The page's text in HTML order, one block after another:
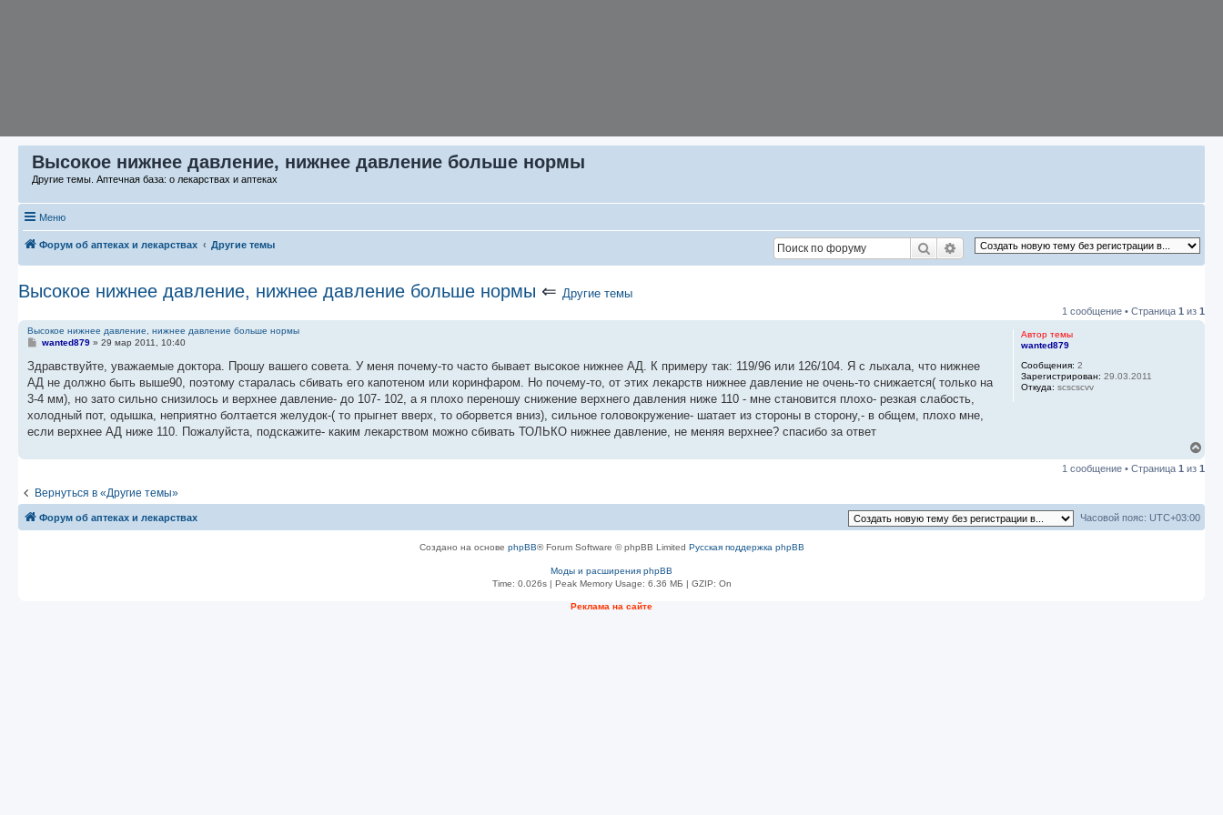
Высокое нижнее давление, нижнее давление больше нормы
Другие темы. Аптечная база: о лекарствах и аптеках
Меню
Форум об аптеках и лекарствах Другие темы Поиск Расширенный поиск
Высокое нижнее давление, нижнее давление больше нормы ⇐ Другие темы
1 сообщение • Страница 1 из 1
Автор темы
wanted879
Сообщения: 2
Зарегистрирован: 29.03.2011
Откуда: scscscvv
Высокое нижнее давление, нижнее давление больше нормы
С
о
б
щ
е
и
е
wanted879» 29 мар 2011, 10:40
Здравствуйте, уважаемые доктора. Прошу вашего совета. У меня почему-то часто бывает высокое нижнее АД. К примеру так: 119/96 или 126/104. Я с лыхала, что нижнее
АД не должно быть выше90, поэтому старалась сбивать его капотеном или коринфаром. Но почему-то, от этих лекарств нижнее давление не очень-то снижается( только на
3-4 мм), но зато сильно снизилось и верхнее давление- до 107- 102, а я плохо переношу снижение верхнего давления ниже 110 - мне становится плохо- резкая слабость,
холодный пот, одышка, неприятно болтается желудок-( то прыгнет вверх, то оборвется вниз), сильное головокружение- шатает из стороны в сторону,- в общем, плохо мне,
если верхнее АД ниже 110. Пожалуйста, подскажите- каким лекарством можно сбивать ТОЛЬКО нижнее давление, не меняя верхнее? спасибо за ответ
р
т
1 сообщение • Страница 1 из 1
Вернуться в «Другие темы»
Форум об аптеках и лекарствах Часовой пояс: UTC+03:00
Создано на основе phpBB® Forum Software © phpBB Limited Русская поддержка phpBB
Моды и расширения phpBB
Time: 0.026s| Peak Memory Usage: 6.36 МБ | GZIP: On
Рeклама на сaйте